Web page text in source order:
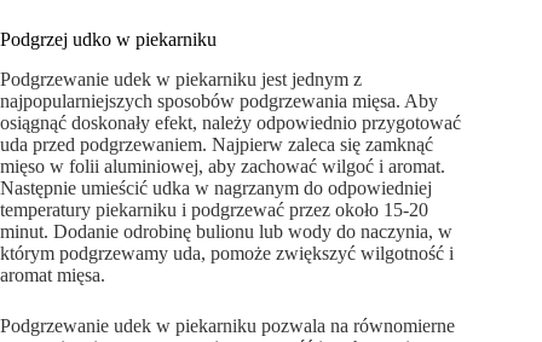
Podgrzej udko w piekarniku
Podgrzewanie udek w piekarniku jest jednym z
najpopularniejszych sposobów podgrzewania mięsa. Aby
osiągnąć doskonały efekt, należy odpowiednio przygotować
uda przed podgrzewaniem. Najpierw zaleca się zamknąć
mięso w folii aluminiowej, aby zachować wilgoć i aromat.
Następnie umieścić udka w nagrzanym do odpowiedniej
temperatury piekarniku i podgrzewać przez około 15-20
minut. Dodanie odrobinę bulionu lub wody do naczynia, w
którym podgrzewamy uda, pomoże zwiększyć wilgotność i
aromat mięsa.
Podgrzewanie udek w piekarniku pozwala na równomierne